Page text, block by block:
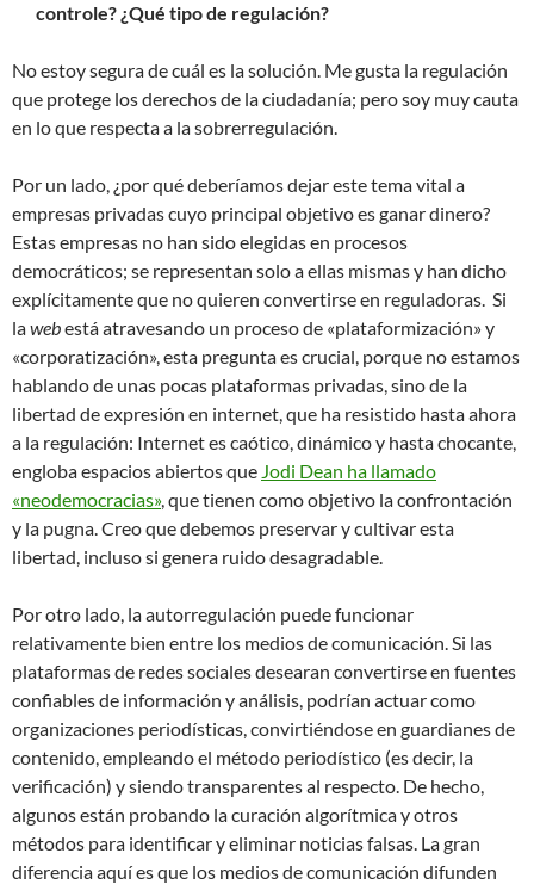
controle? ¿Qué tipo de regulación?
No estoy segura de cuál es la solución. Me gusta la regulación
que protege los derechos de la ciudadanía; pero soy muy cauta
en lo que respecta a la sobrerregulación.
Por un lado, ¿por qué deberíamos dejar este tema vital a
empresas privadas cuyo principal objetivo es ganar dinero?
Estas empresas no han sido elegidas en procesos
democráticos; se representan solo a ellas mismas y han dicho
explícitamente que no quieren convertirse en reguladoras. Si
lawebestá atravesando un proceso de «plataformización» y
«corporatización», esta pregunta es crucial, porque no estamos
hablando de unas pocas plataformas privadas, sino de la
libertad de expresión en internet, que ha resistido hasta ahora
a la regulación: Internet es caótico, dinámico y hasta chocante,
engloba espacios abiertos que Jodi Dean ha llamado
«neodemocracias», que tienen como objetivo la confrontación
y la pugna. Creo que debemos preservar y cultivar esta
libertad, incluso si genera ruido desagradable.
Por otro lado, la autorregulación puede funcionar
relativamente bien entre los medios de comunicación. Si las
plataformas de redes sociales desearan convertirse en fuentes
confiables de información y análisis, podrían actuar como
organizaciones periodísticas, convirtiéndose en guardianes de
contenido, empleando el método periodístico (es decir, la
verificación) y siendo transparentes al respecto. De hecho,
algunos están probando la curación algorítmica y otros
métodos para identificar y eliminar noticias falsas. La gran
diferencia aquí es que los medios de comunicación difunden